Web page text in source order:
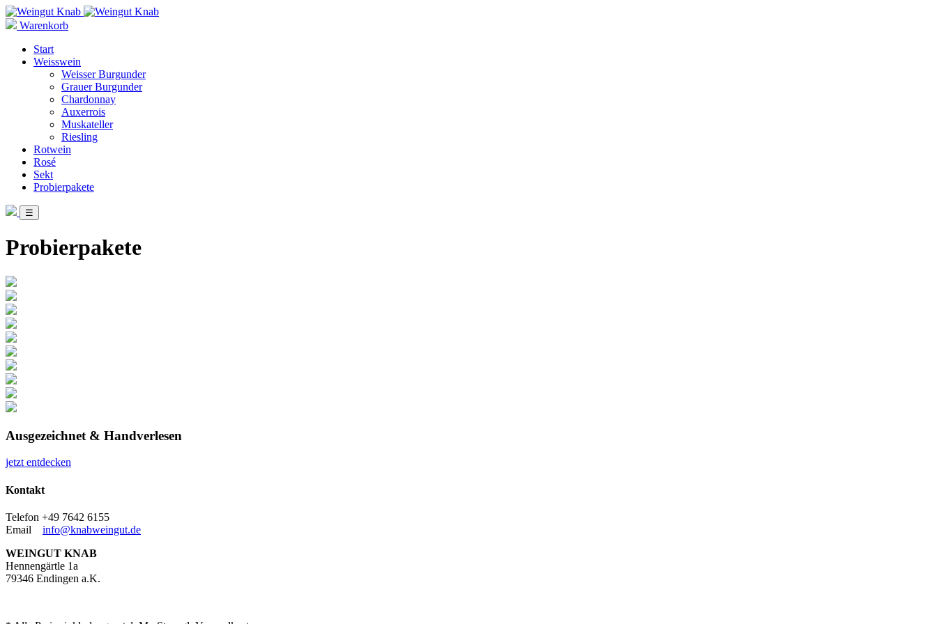
Warenkorb
Start
Weisswein
Weisser Burgunder
Grauer Burgunder
Chardonnay
Auxerrois
Muskateller
Riesling
Rotwein
Rosé
Sekt
Probierpakete
☰
Probierpakete
Ausgezeichnet & Handverlesen
jetzt entdecken
Kontakt
Telefon +49 7642 6155
Email info@knabweingut.de
WEINGUT KNAB
Hennengärtle 1a
79346 Endingen a.K.